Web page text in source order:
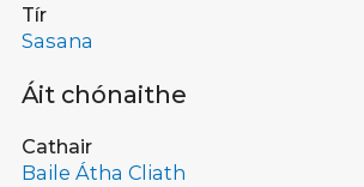
Tír
Sasana
Áit chónaithe
Cathair
Baile Átha Cliath